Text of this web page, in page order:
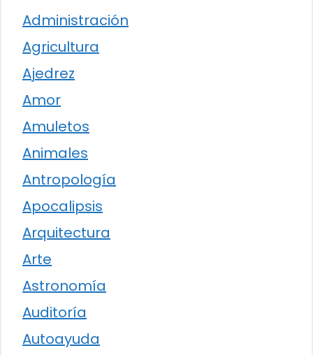
Administración
Agricultura
Ajedrez
Amor
Amuletos
Animales
Antropología
Apocalipsis
Arquitectura
Arte
Astronomía
Auditoría
Autoayuda